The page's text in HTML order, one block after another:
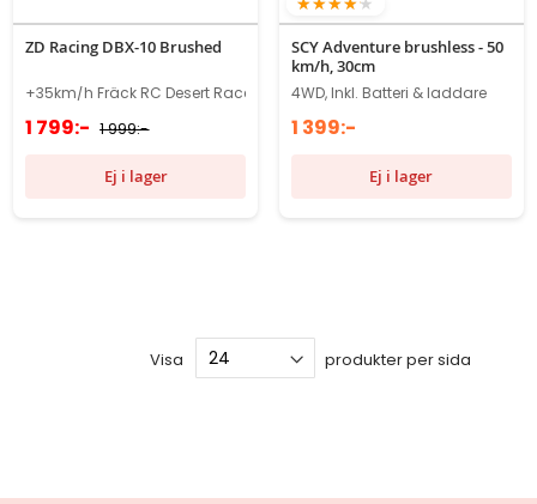
ZD Racing DBX-10 Brushed
+35km/h Fräck RC Desert Racer!
1 799:- 1 999:-
Ej i lager
80%
SCY Adventure brushless - 50
km/h, 30cm
4WD, Inkl. Batteri & laddare
1 399:-
Ej i lager
Visa produkter per sida